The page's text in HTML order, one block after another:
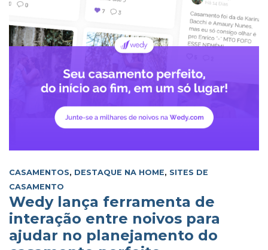
CASAMENTOS, DESTAQUE NA HOME, SITES DE
CASAMENTO
Wedy lança ferramenta de
interação entre noivos para
ajudar no planejamento do